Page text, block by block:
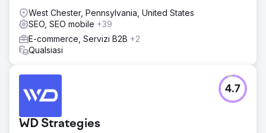
West Chester, Pennsylvania, United States
SEO, SEO mobile +39
E-commerce, Servizi B2B +2
Qualsiasi
WD Strategies
4.7